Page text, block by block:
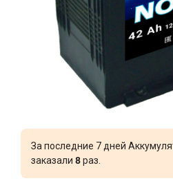
За последние 7 дней
заказали 8раз.